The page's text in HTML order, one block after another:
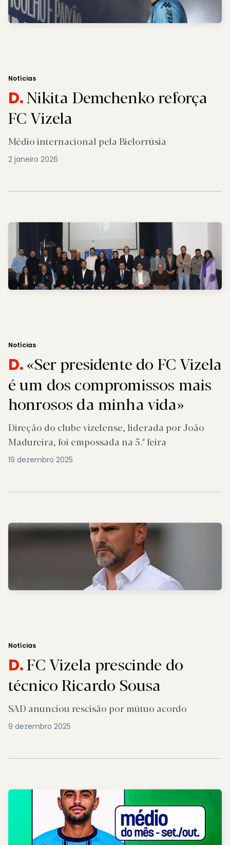
Notícias
D.Nikita Demchenko reforça
FC Vizela
Médio internacional pela Bielorrúsia
2 janeiro 2026
Notícias
D.«Ser presidente do FC Vizela
é um dos compromissos mais
honrosos da minha vida»
Direção do clube vizelense, liderada por João
Madureira, foi empossada na 5.ª feira
19 dezembro 2025
Notícias
D.FC Vizela prescinde do
técnico Ricardo Sousa
SAD anunciou rescisão por mútuo acordo
9 dezembro 2025